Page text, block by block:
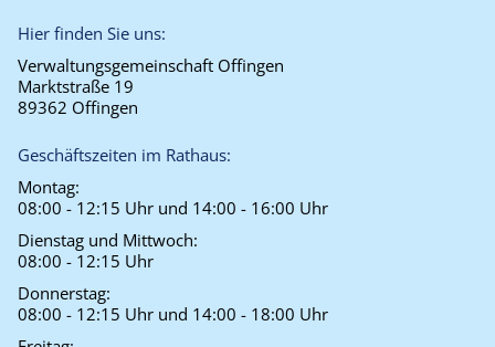
Hier finden Sie uns:
Verwaltungsgemeinschaft Offingen
Marktstraße 19
89362 Offingen
Geschäftszeiten im Rathaus:
Montag:
08:00 - 12:15 Uhr und 14:00 - 16:00 Uhr
Dienstag und Mittwoch:
08:00 - 12:15 Uhr
Donnerstag:
08:00 - 12:15 Uhr und 14:00 - 18:00 Uhr